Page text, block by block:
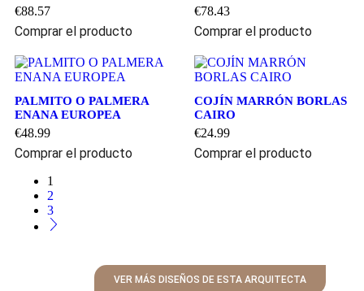
€88.57
Comprar el producto
€78.43
Comprar el producto
PALMITO O PALMERA
ENANA EUROPEA
€48.99
Comprar el producto
COJÍN MARRÓN BORLAS
CAIRO
€24.99
Comprar el producto
1
2
3
VER MÁS DISEÑOS DE ESTA ARQUITECTA